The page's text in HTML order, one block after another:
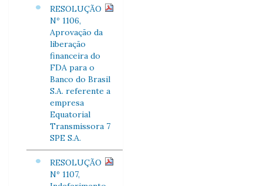
RESOLUÇÃO
Nº 1106,
Aprovação da
liberação
financeira do
FDA para o
Banco do Brasil
S.A. referente a
empresa
Equatorial
Transmissora 7
SPE S.A.
RESOLUÇÃO
Nº 1107,